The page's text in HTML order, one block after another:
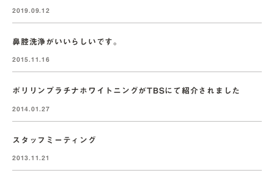
2019.09.12
鼻腔洗浄がいいらしいです。
2015.11.16
ポリリンプラチナホワイトニングがTBSにて紹介されました
2014.01.27
スタッフミーティング
2013.11.21